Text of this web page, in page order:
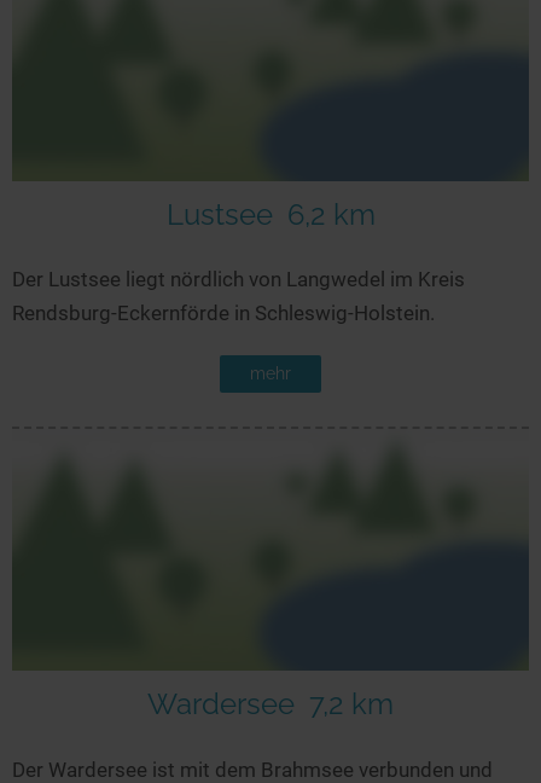
Lustsee 6,2 km
Der Lustsee liegt nördlich von Langwedel im Kreis
Rendsburg-Eckernförde in Schleswig-Holstein.
mehr
Wardersee 7,2 km
Der Wardersee ist mit dem Brahmsee verbunden und